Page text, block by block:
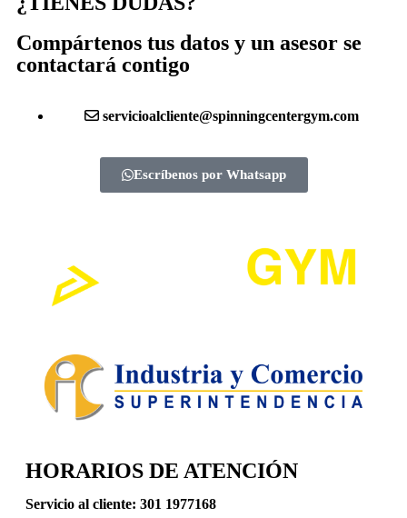
Compártenos tus datos y un asesor se
contactará contigo
servicioalcliente@spinningcentergym.com
Escríbenos por Whatsapp
HORARIOS DE ATENCIÓN
Servicio al cliente: 301 1977168